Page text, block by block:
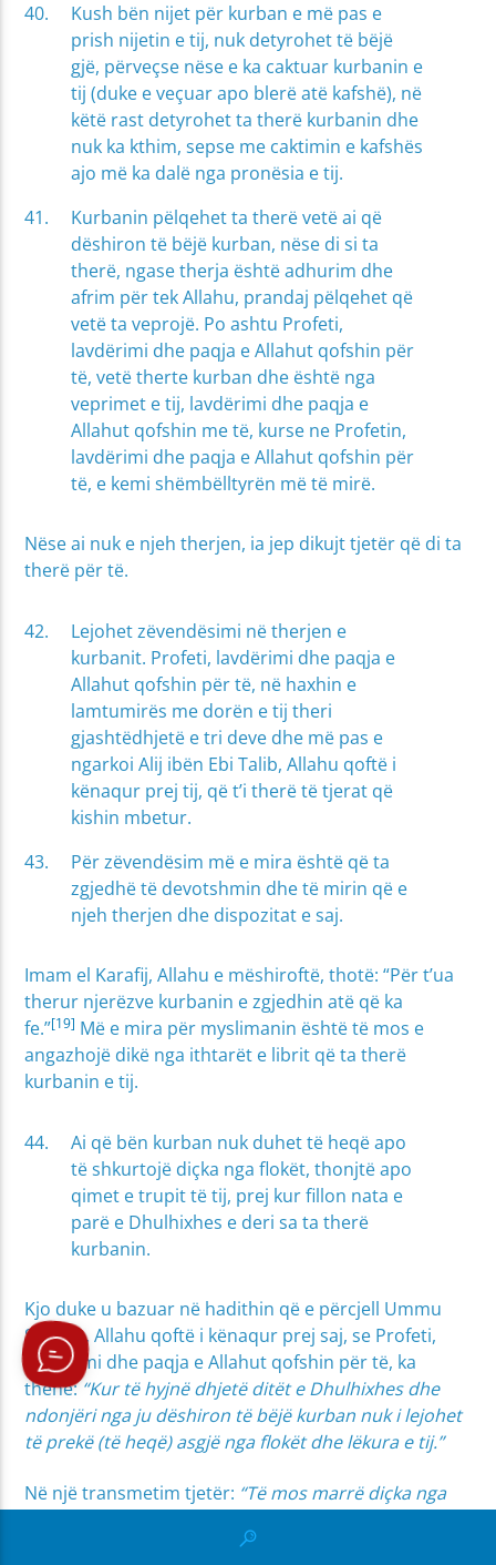
Kush bën nijet për kurban e më pas e
prish nijetin e tij, nuk detyrohet të bëjë
gjë, përveçse nëse e ka caktuar kurbanin e
tij (duke e veçuar apo blerë atë kafshë), në
këtë rast detyrohet ta therë kurbanin dhe
nuk ka kthim, sepse me caktimin e kafshës
ajo më ka dalë nga pronësia e tij.
Kurbanin pëlqehet ta therë vetë ai që
dëshiron të bëjë kurban, nëse di si ta
therë, ngase therja është adhurim dhe
afrim për tek Allahu, prandaj pëlqehet që
vetë ta veprojë. Po ashtu Profeti,
lavdërimi dhe paqja e Allahut qofshin për
të, vetë therte kurban dhe është nga
veprimet e tij, lavdërimi dhe paqja e
Allahut qofshin me të, kurse ne Profetin,
lavdërimi dhe paqja e Allahut qofshin për
të, e kemi shëmbëlltyrën më të mirë.
Nëse ai nuk e njeh therjen, ia jep dikujt tjetër që di ta
therë për të.
Lejohet zëvendësimi në therjen e
kurbanit. Profeti, lavdërimi dhe paqja e
Allahut qofshin për të, në haxhin e
lamtumirës me dorën e tij theri
gjashtëdhjetë e tri deve dhe më pas e
ngarkoi Alij ibën Ebi Talib, Allahu qoftë i
kënaqur prej tij, që t’i therë të tjerat që
kishin mbetur.
Për zëvendësim më e mira është që ta
zgjedhë të devotshmin dhe të mirin që e
njeh therjen dhe dispozitat e saj.
Imam el Karafij, Allahu e mëshiroftë, thotë: “Për t’ua
therur njerëzve kurbanin e zgjedhin atë që ka
fe.”[19] Më e mira për myslimanin është të mos e
angazhojë dikë nga ithtarët e librit që ta therë
kurbanin e tij.
Ai që bën kurban nuk duhet të heqë apo
të shkurtojë diçka nga flokët, thonjtë apo
qimet e trupit të tij, prej kur fillon nata e
parë e Dhulhixhes e deri sa ta therë
kurbanin.
Kjo duke u bazuar në hadithin që e përcjell Ummu
Seleme, Allahu qoftë i kënaqur prej saj, se Profeti,
lavdërimi dhe paqja e Allahut qofshin për të, ka
thënë:“Kur të hyjnë dhjetë ditët e Dhulhixhes dhe
ndonjëri nga ju dëshiron të bëjë kurban nuk i lejohet
të prekë (të heqë) asgjë nga flokët dhe lëkura e tij.”
Në një transmetim tjetër: “Të mos marrë diçka nga
[20]